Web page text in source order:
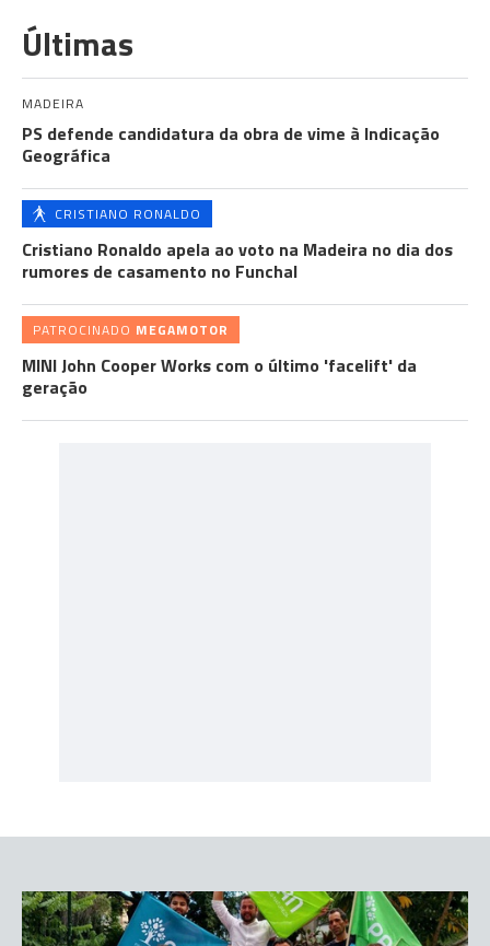
Últimas
MADEIRA
PS defende candidatura da obra de vime à Indicação
Geográfica
CRISTIANO RONALDO
Cristiano Ronaldo apela ao voto na Madeira no dia dos
rumores de casamento no Funchal
PATROCINADO MEGAMOTOR
MINI John Cooper Works com o último 'facelift' da
geração